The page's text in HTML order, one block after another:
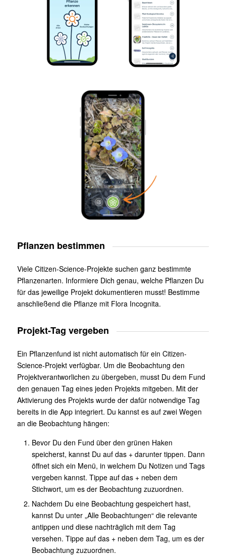
Pflanzen bestimmen
Viele Citizen-Science-Projekte suchen ganz bestimmte
Pflanzenarten. Informiere Dich genau, welche Pflanzen Du
für das jeweilige Projekt dokumentieren musst! Bestimme
anschließend die Pflanze mit Flora Incognita.
Projekt-Tag vergeben
Ein Pflanzenfund ist nicht automatisch für ein Citizen-
Science-Projekt verfügbar. Um die Beobachtung den
Projektverantworlichen zu übergeben, musst Du dem Fund
den genauen Tag eines jeden Projekts mitgeben. Mit der
Aktivierung des Projekts wurde der dafür notwendige Tag
bereits in die App integriert. Du kannst es auf zwei Wegen
an die Beobachtung hängen:
Bevor Du den Fund über den grünen Haken
speicherst, kannst Du auf das + darunter tippen. Dann
öffnet sich ein Menü, in welchem Du Notizen und Tags
vergeben kannst. Tippe auf das + neben dem
Stichwort, um es der Beobachtung zuzuordnen.
Nachdem Du eine Beobachtung gespeichert hast,
kannst Du unter „Alle Beobachtungen“ die relevante
antippen und diese nachträglich mit dem Tag
versehen. Tippe auf das + neben dem Tag, um es der
Beobachtung zuzuordnen.